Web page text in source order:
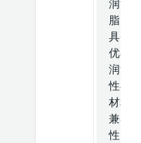
润滑
脂，
具备
优异
润滑
性与
材料
兼容
性。